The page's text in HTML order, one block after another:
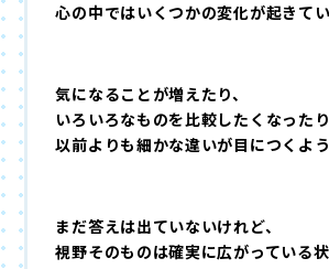
心の中ではいくつかの変化が起きてい
気になることが増えたり、
いろいろなものを比較したくなったり
以前よりも細かな違いが目につくよう
まだ答えは出ていないけれど、
視野そのものは確実に広がっている状